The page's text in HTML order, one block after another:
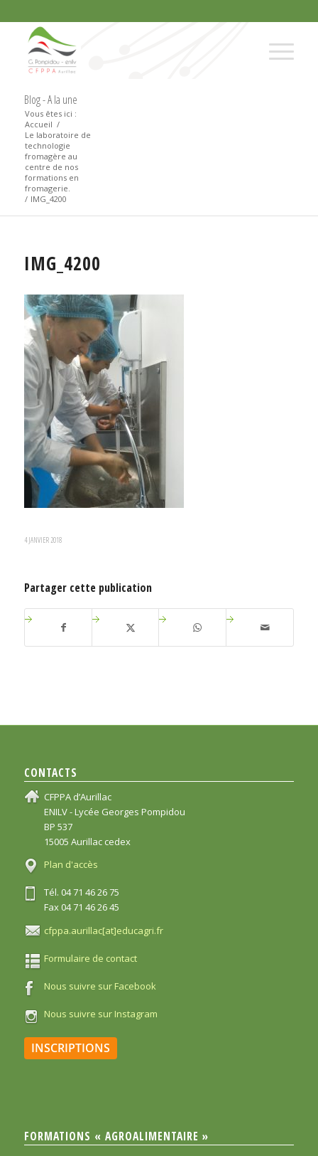
Blog - A la une
Vous êtes ici :
Accueil /
Le laboratoire de
technologie
fromagère au
centre de nos
formations en
fromagerie.
/ IMG_4200
IMG_4200
4 JANVIER 2018
Partager cette publication
CONTACTS
CFPPA d’Aurillac
ENILV - Lycée Georges Pompidou
BP 537
15005 Aurillac cedex
Plan d'accès
Tél. 04 71 46 26 75
Fax 04 71 46 26 45
cfppa.aurillac[at]educagri.fr
Formulaire de contact
Nous suivre sur Facebook
Nous suivre sur Instagram
INSCRIPTIONS
FORMATIONS « AGROALIMENTAIRE »